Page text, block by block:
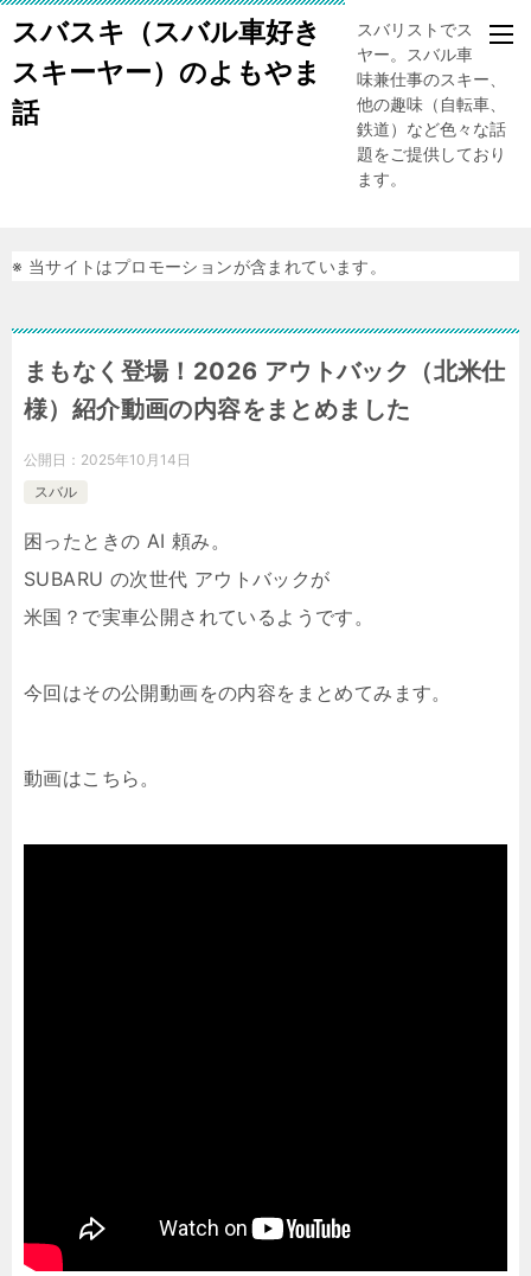
スバスキ（スバル車好き
スキーヤー）のよもやま
話
スバリストでスキー
ヤー。スバル車、趣
味兼仕事のスキー、
他の趣味（自転車、
鉄道）など色々な話
題をご提供しており
ます。
※ 当サイトはプロモーションが含まれています。
まもなく登場！2026 アウトバック（北米仕
様）紹介動画の内容をまとめました
公開日： 2025年10月14日
スバル
困ったときの AI 頼み。
SUBARU の次世代 アウトバックが
米国？で実車公開されているようです。
今回はその公開動画をの内容をまとめてみます。
動画はこちら。